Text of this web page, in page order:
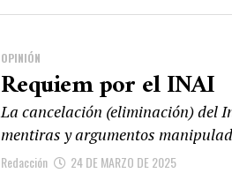
OPINIÓN
Requiem por el INAI
La cancelación (eliminación) del
mentiras y argumentos
Redacción 24 DE MARZO DE 2025